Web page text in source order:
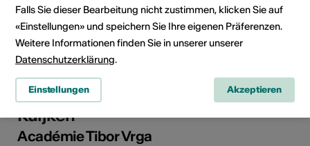
Konzert
Fr, 07.08.2026
Concert des professeurs | José-
Daniel Castellon et Veronica
Kuijken
Académie Tibor Vrga
Falls Sie dieser Bearbeitung nicht zustimmen, klicken Sie auf
«Einstellungen» und speichern Sie Ihre eigenen Präferenzen.
Weitere Informationen finden Sie in unserer unserer
Datenschutzerklärung.
Einstellungen Akzeptieren